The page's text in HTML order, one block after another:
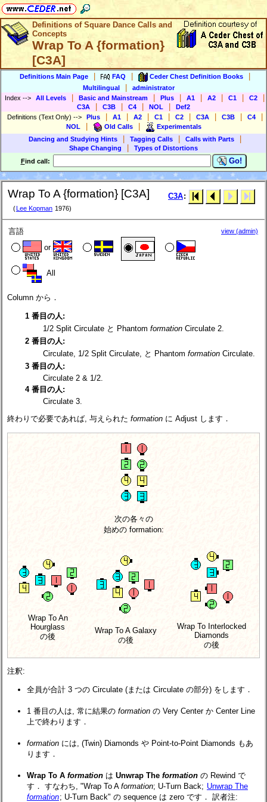
Definitions of Square Dance Calls and
Concepts
Wrap To A {formation}
[C3A]
Definitions Main Page FAQ Ceder Chest Definition Books
Multilingual
administrator
Index --> All Levels Basic and Mainstream Plus A1 A2 C1 C2
C3A C3B C4 NOL
Def2
Definitions (Text Only) --> Plus A1 A2 C1 C2 C3A C3B C4
NOL Old Calls
Experimentals
Dancing and Studying Hints
Tagging Calls Calls with Parts
Shape Changing
Types of Distortions
Find call: Go!
Wrap To A {formation} [C3A]
( Lee Kopman 1976)
C3A:
言語
or
All
view (admin)
Column から．
1 番目の人:
1/2 Split Circulate と Phantom formation Circulate 2.
2 番目の人:
Circulate, 1/2 Split Circulate, と Phantom formation Circulate.
3 番目の人:
Circulate 2 & 1/2.
4 番目の人:
Circulate 3.
終わりで必要であれば, 与えられた formation に Adjust します．
次の各々の
始めの formation:
Wrap To An
Hourglass
の後
Wrap To A Galaxy
の後
Wrap To Interlocked
Diamonds
の後
注釈:
全員が合計 3 つの Circulate (または Circulate の部分) をします．
1 番目の人は, 常に結果の formation の Very Center か Center Line
上で終わります．
formation には, (Twin) Diamonds や Point-to-Point Diamonds もあ
ります．
Wrap To A formation は Unwrap The formation の Rewind で
す． すなわち, "Wrap To A formation; U-Turn Back; Unwrap The
formation; U-Turn Back" の sequence は zero です． 訳者注: